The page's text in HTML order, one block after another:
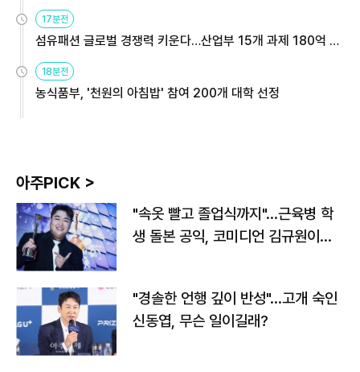
17분전
섬유패션 글로벌 경쟁력 키운다…산업부 15개 과제 180억 지
18분전
농식품부, '천원의 아침밥' 참여 200개 대학 선정
아주PICK >
"속옷 빨고 졸업식까지"…근육병 학
생 돌본 공익, 코미디언 김규원이었
"경솔한 언행 깊이 반성"…고개 숙인
신동엽, 무슨 일이길래?